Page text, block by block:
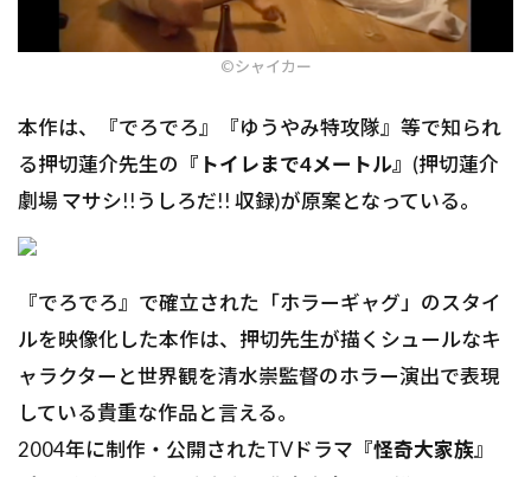
©︎シャイカー
本作は、『でろでろ』『ゆうやみ特攻隊』等で知られ
る押切蓮介先生の 『トイレまで4メートル』 (押切蓮介
劇場 マサシ!!うしろだ!! 収録)が原案となっている。
『でろでろ』で確立された「ホラーギャグ」のスタイ
ルを映像化した本作は、押切先生が描くシュールなキ
ャラクターと世界観を清水崇監督のホラー演出で表現
している貴重な作品と言える。
2004年に制作・公開されたTVドラマ『怪奇大家族』